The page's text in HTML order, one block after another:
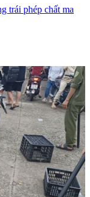
trái phép chất ma